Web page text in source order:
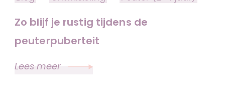
Zo blijf je rustig tijdens de
peuterpuberteit
Lees meer